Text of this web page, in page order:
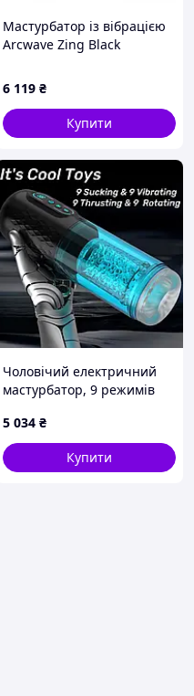
Мастурбатор із вібрацією
Arcwave Zing Black
чорний
6 119 ₴
Купити
Чоловічий електричний
мастурбатор, 9 режимів
вібрації, 3D симуляційний
канал, м'який і
комфортний, чоловіча
5 034 ₴
Купити